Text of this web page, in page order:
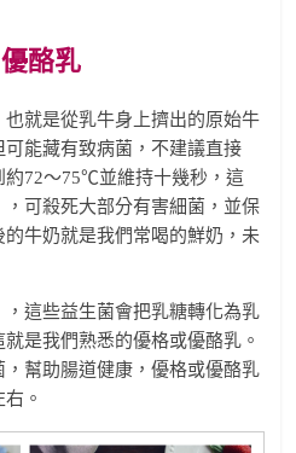
酪乳
就是從乳牛身上擠出的原始牛
能藏有致病菌，不建議直接
約72～75℃並維持十幾秒，這
可殺死大部分有害細菌，並保
牛奶就是我們常喝的鮮奶，未
這些益生菌會把乳糖轉化為乳
是我們熟悉的優格或優酪乳。
幫助腸道健康，優格或優酪乳
。